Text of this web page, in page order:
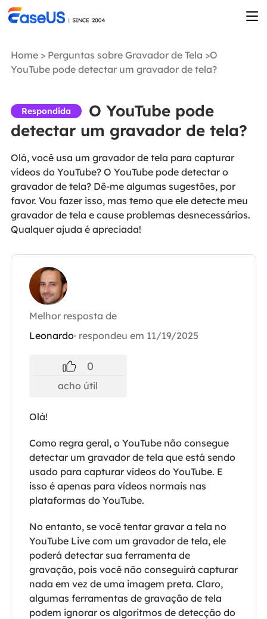
Home> Perguntas sobre Gravador de Tela >O
YouTube pode detectar um gravador de tela?
Respondida
O YouTube pode
detectar um gravador de tela?
Olá, você usa um gravador de tela para capturar
vídeos do YouTube? O YouTube pode detectar o
gravador de tela? Dê-me algumas sugestões, por
favor. Vou fazer isso, mas temo que ele detecte meu
gravador de tela e cause problemas desnecessários.
Qualquer ajuda é apreciada!
Melhor resposta de
Leonardo· respondeu em 11/19/2025
0
acho útil
Olá!
Como regra geral, o YouTube não consegue
detectar um gravador de tela que está sendo
usado para capturar vídeos do YouTube. E
isso é apenas para vídeos normais nas
plataformas do YouTube.
No entanto, se você tentar gravar a tela no
YouTube Live com um gravador de tela, ele
poderá detectar sua ferramenta de
gravação, pois você não conseguirá capturar
nada em vez de uma imagem preta. Claro,
algumas ferramentas de gravação de tela
podem ignorar os algoritmos de detecção do